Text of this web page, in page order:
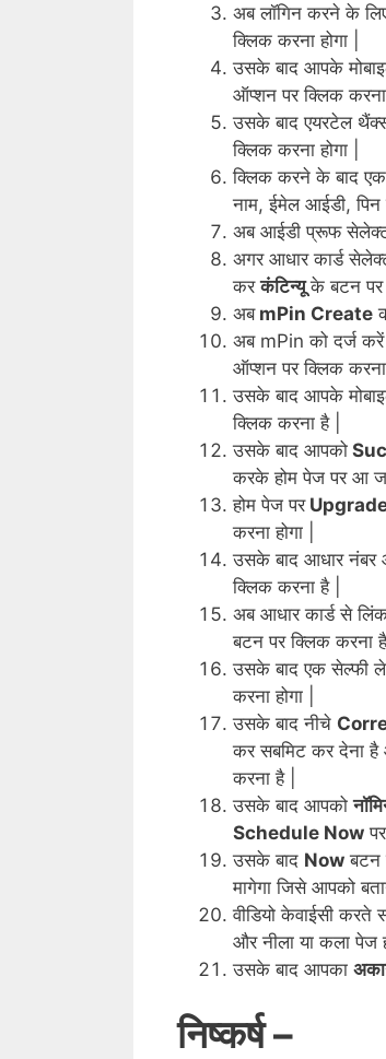
अब लॉगिन करने के
क्लिक करना होगा |
उसके बाद आपके
ऑप्शन पर क्लिक करना
उसके बाद एयरटेल
क्लिक करना होगा |
क्लिक करने के बाद
नाम, ईमेल आईडी, पिन
अब आईडी प्रूफ सेलेक्ट
अगर आधार कार्ड
करकंटिन्यूके बटन पर
अबmPin Create
अब mPin को दर्ज
ऑप्शन पर क्लिक करना
उसके बाद आपके
क्लिक करना है |
उसके बाद आपको
करके होम पेज पर आ
होम पेज पर
करना होगा |
उसके बाद आधार नंबर
क्लिक करना है |
अब आधार कार्ड से
बटन पर क्लिक करना है
उसके बाद एक सेल्फी
करना होगा |
उसके बाद नीचे
कर सबमिट कर देना
करना है |
उसके बाद आपको
Schedule Now
उसके बाद Now बटन
मागेगा जिसे आपको
वीडियो केवाईसी
और नीला या कला पेज
उसके बाद आपका
निष्कर्ष –